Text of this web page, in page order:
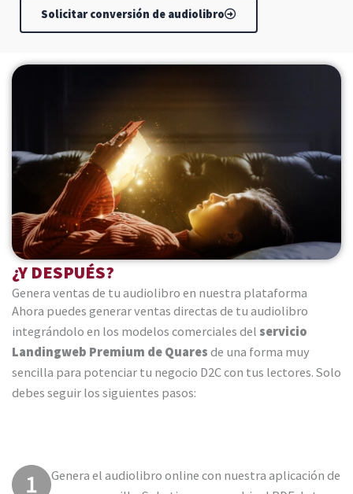
Solicitar conversión de audiolibro
¿Y DESPUÉS?
Genera ventas de tu audiolibro en nuestra plataforma
Ahora puedes generar ventas directas de tu audiolibro
integrándolo en los modelos comerciales del servicio
Landingweb Premium de Quares de una forma muy
sencilla para potenciar tu negocio D2C con tus lectores. Solo
debes seguir los siguientes pasos:
Genera el audiolibro online con nuestra aplicación de